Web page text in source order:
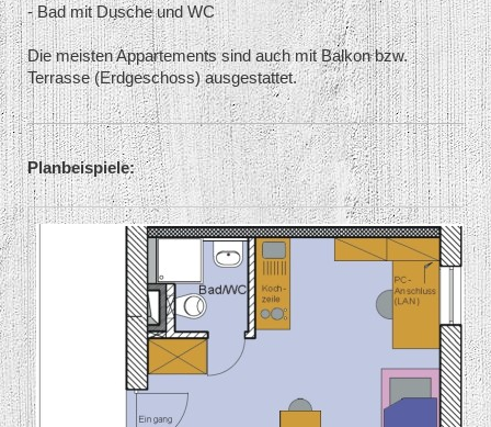
- Bad mit Dusche und WC
Die meisten Appartements sind auch mit Balkon bzw.
Terrasse (Erdgeschoss) ausgestattet.
Planbeispiele: